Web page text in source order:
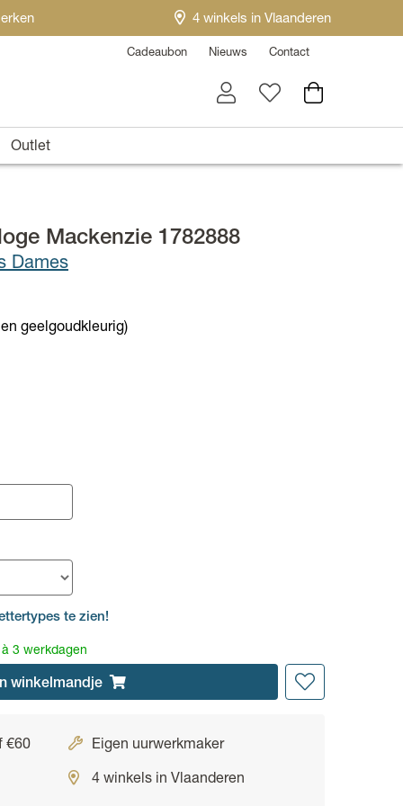
4 winkels in Vlaanderen
Cadeaubon Nieuws Contact
Outlet
Mackenzie 1782888
Dames
geelgoudkleurig)
te zien!
3 werkdagen
winkelmandje
€60 Eigen uurwerkmaker
4 winkels in Vlaanderen